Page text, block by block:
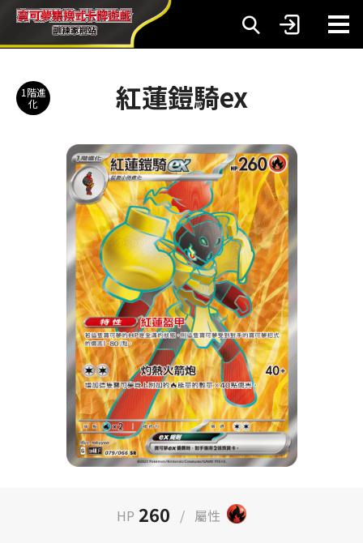
1階進
化
紅蓮鎧騎ex
HP 260 / 屬性